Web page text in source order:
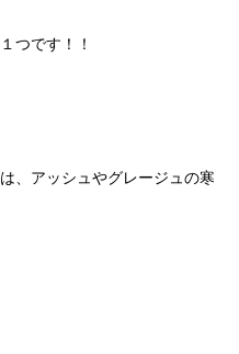
つです！！
、アッシュやグレージュの寒